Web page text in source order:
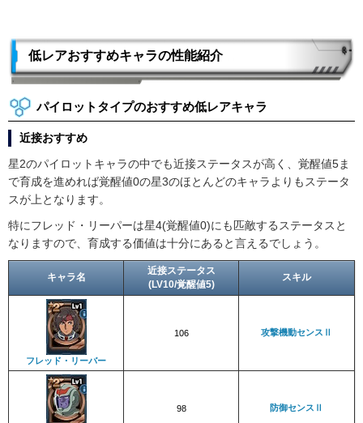
低レアおすすめキャラの性能紹介
パイロットタイプのおすすめ低レアキャラ
近接おすすめ
星2のパイロットキャラの中でも近接ステータスが高く、覚醒値5ま
で育成を進めれば覚醒値0の星3のほとんどのキャラよりもステータ
スが上となります。
特にフレッド・リーパーは星4(覚醒値0)にも匹敵するステータスと
なりますので、育成する価値は十分にあると言えるでしょう。
キャラ名
近接ステータス
(LV10/覚醒値5)
スキル
フレッド・リーバー
106 攻撃機動センスⅡ
98 防御センスⅡ